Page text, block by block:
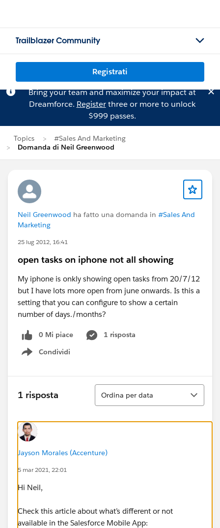
Trailblazer Community
Registrati
Bring your team and maximize your impact at
Dreamforce. Registerthree or more to unlock
$999 passes.
Topics
#Sales And Marketing
Domanda di Neil Greenwood
Neil Greenwood ha fatto una domanda in #Sales And
Marketing
25 lug 2012, 16:41
open tasks on iphone not all showing
My iphone is onkly showing open tasks from 20/7/12
but I have lots more open from june onwards. Is this a
setting that you can configure to show a certain
number of days./months?
0 Mi piace
1 risposta
Condividi
Show menu
1 risposta
Ordina
Ordina per data
Jayson Morales (Accenture)
5 mar 2021, 22:01
Hi Neil,
Check this article about what’s different or not
available in the Salesforce Mobile App: